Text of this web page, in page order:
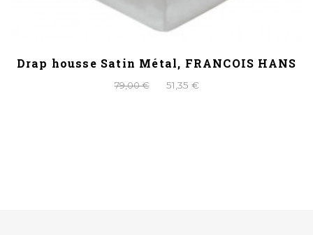
Drap housse Satin Métal, FRANCOIS HANS
79,00 € 51,35 €